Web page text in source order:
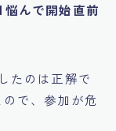
んで開始直前
たのは正解で
で、参加が危